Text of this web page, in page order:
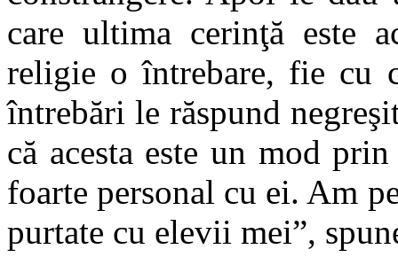
care ultima cerinţă este
religie o întrebare, fie cu
întrebări le răspund
că acesta este un mod
foarte personal cu ei. Am
purtate cu elevii mei”,